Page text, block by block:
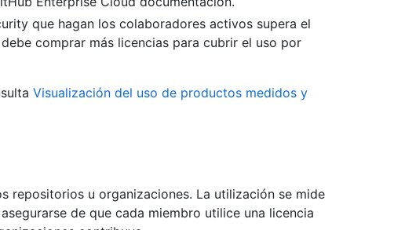
que hagan los colaboradores activos supera el
comprar más licencias para cubrir el uso por
Visualización del uso de productos medidos y
repositorios u organizaciones. La utilización se mide
de que cada miembro utilice una licencia